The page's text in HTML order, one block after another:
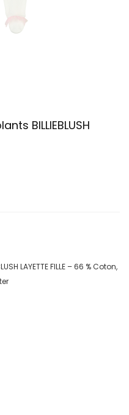
BILLIEBLUSH
LAYETTE FILLE – 66 % Coton,